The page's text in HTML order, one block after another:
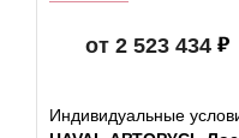
от 2 523 434
Индивидуальные